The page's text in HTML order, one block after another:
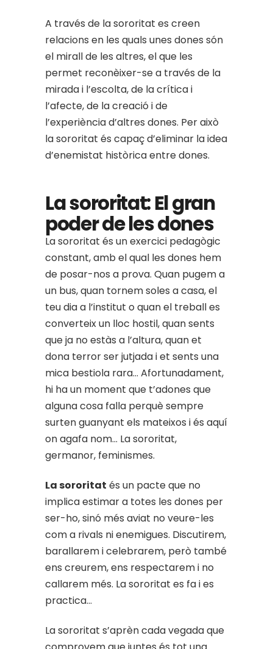
A través de la sororitat es creen
relacions en les quals unes dones són
el mirall de les altres, el que les
permet reconèixer-se a través de la
mirada i l’escolta, de la crítica i
l’afecte, de la creació i de
l’experiència d’altres dones. Per això
la sororitat és capaç d’eliminar la idea
d’enemistat històrica entre dones.
La sororitat: El gran
poder de les dones
La sororitat és un exercici pedagògic
constant, amb el qual les dones hem
de posar-nos a prova. Quan pugem a
un bus, quan tornem soles a casa, el
teu dia a l’institut o quan el treball es
converteix un lloc hostil, quan sents
que ja no estàs a l’altura, quan et
dona terror ser jutjada i et sents una
mica bestiola rara… Afortunadament,
hi ha un moment que t’adones que
alguna cosa falla perquè sempre
surten guanyant els mateixos i és aquí
on agafa nom… La sororitat,
germanor, feminismes.
La sororitat és un pacte que no
implica estimar a totes les dones per
ser-ho, sinó més aviat no veure-les
com a rivals ni enemigues. Discutirem,
barallarem i celebrarem, però també
ens creurem, ens respectarem i no
callarem més. La sororitat es fa i es
practica…
La sororitat s’aprèn cada vegada que